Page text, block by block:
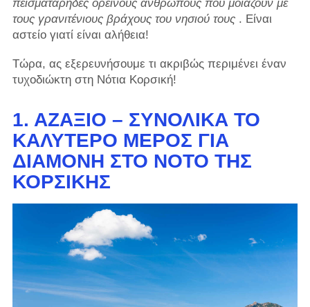
πεισματάρηδες ορεινούς ανθρώπους που μοιάζουν με
τους γρανιτένιους βράχους του νησιού τους. Είναι
αστείο γιατί είναι αλήθεια!
Τώρα, ας εξερευνήσουμε τι ακριβώς περιμένει έναν
τυχοδιώκτη στη Νότια Κορσική!
1. ΑΖΑΞΙΌ – ΣΥΝΟΛΙΚΆ ΤΟ
ΚΑΛΎΤΕΡΟ ΜΈΡΟΣ ΓΙΑ
ΔΙΑΜΟΝΉ ΣΤΟ ΝΌΤΟ ΤΗΣ
ΚΟΡΣΙΚΉΣ